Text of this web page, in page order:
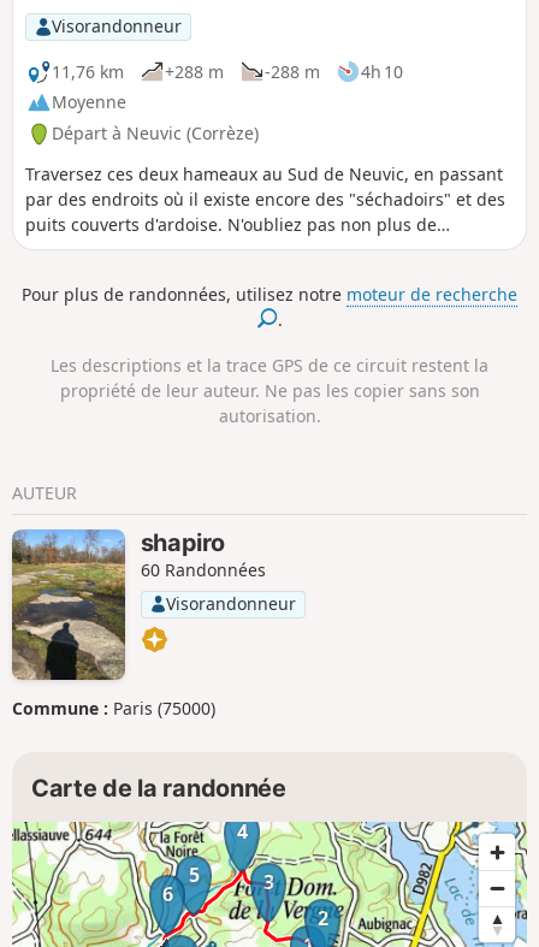
Visorandonneur
11,76 km
+288 m -288 m
4h 10
Moyenne
Départ à Neuvic (Corrèze)
Traversez ces deux hameaux au Sud de Neuvic, en passant
par des endroits où il existe encore des "séchadoirs" et des
puits couverts d'ardoise. N'oubliez pas non plus de
contempler de près les impressionnantes Gorges de la
Pour plus de randonnées, utilisez notre moteur de recherche
.
Les descriptions et la trace GPS de ce circuit restent la
propriété de leur auteur. Ne pas les copier sans son
autorisation.
AUTEUR
shapiro
60 Randonnées
Visorandonneur
Commune : Paris (75000)
Carte de la randonnée
2
3
4
5
6